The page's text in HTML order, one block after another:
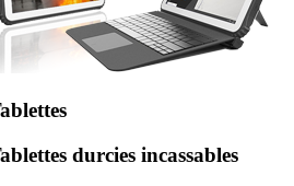
durcies incassables